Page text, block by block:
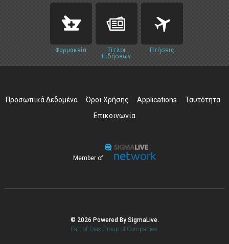
Φαρμακεία
Τίτλοι
Ειδήσεων
Πτήσεις
Προσωπικά Δεδομένα Όροι Χρήσης Applications
Ταυτότητα
Επικοινωνία
Member of
© 2026 Powered By SigmaLive.
Part of Dias Group of Companies.